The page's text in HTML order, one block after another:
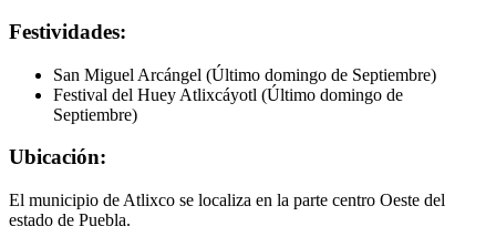
Festividades:
San Miguel Arcángel (Último domingo de Septiembre)
Festival del Huey Atlixcáyotl (Último domingo de
Septiembre)
Ubicación:
El municipio de Atlixco se localiza en la parte centro Oeste del
estado de Puebla.